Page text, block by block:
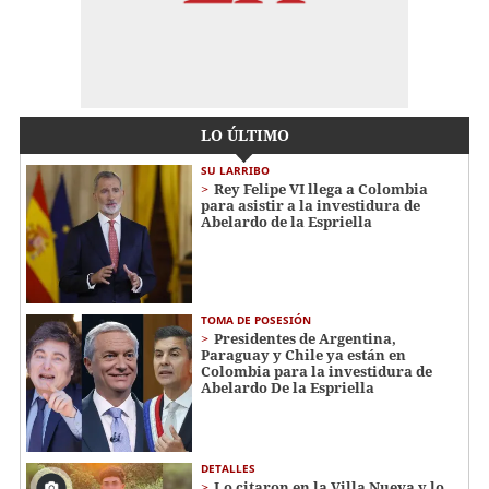
LO ÚLTIMO
SU LARRIBO
Rey Felipe VI llega a Colombia
para asistir a la investidura de
Abelardo de la Espriella
TOMA DE POSESIÓN
Presidentes de Argentina,
Paraguay y Chile ya están en
Colombia para la investidura de
Abelardo De la Espriella
DETALLES